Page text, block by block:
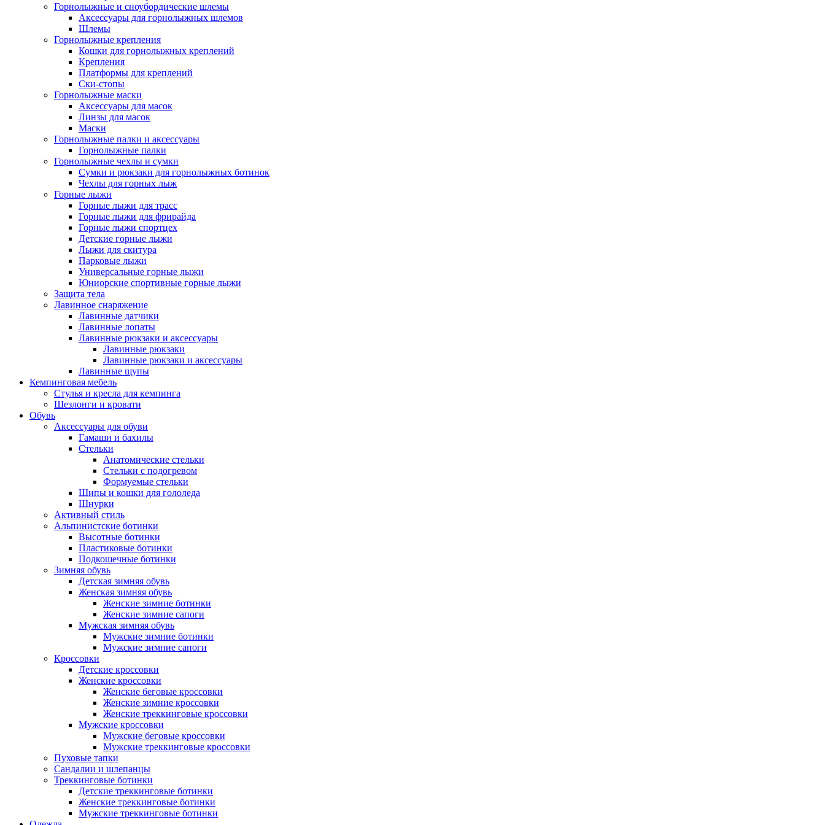
Горнолыжные и сноубордические шлемы
Аксессуары для горнолыжных шлемов
Шлемы
Горнолыжные крепления
Кошки для горнолыжных креплений
Крепления
Платформы для креплений
Ски-стопы
Горнолыжные маски
Аксессуары для масок
Линзы для масок
Маски
Горнолыжные палки и аксессуары
Горнолыжные палки
Горнолыжные чехлы и сумки
Сумки и рюкзаки для горнолыжных ботинок
Чехлы для горных лыж
Горные лыжи
Горные лыжи для трасс
Горные лыжи для фрирайда
Горные лыжи спортцех
Детские горные лыжи
Лыжи для скитура
Парковые лыжи
Универсальные горные лыжи
Юниорские спортивные горные лыжи
Защита тела
Лавинное снаряжение
Лавинные датчики
Лавинные лопаты
Лавинные рюкзаки и аксессуары
Лавинные рюкзаки
Лавинные рюкзаки и аксессуары
Лавинные щупы
Кемпинговая мебель
Стулья и кресла для кемпинга
Шезлонги и кровати
Обувь
Аксессуары для обуви
Гамаши и бахилы
Стельки
Анатомические стельки
Стельки с подогревом
Формуемые стельки
Шипы и кошки для гололеда
Шнурки
Активный стиль
Альпинистские ботинки
Высотные ботинки
Пластиковые ботинки
Подкошечные ботинки
Зимняя обувь
Детская зимняя обувь
Женская зимняя обувь
Женские зимние ботинки
Женские зимние сапоги
Мужская зимняя обувь
Мужские зимние ботинки
Мужские зимние сапоги
Кроссовки
Детские кроссовки
Женские кроссовки
Женские беговые кроссовки
Женские зимние кроссовки
Женские треккинговые кроссовки
Мужские кроссовки
Мужские беговые кроссовки
Мужские треккинговые кроссовки
Пуховые тапки
Сандалии и шлепанцы
Треккинговые ботинки
Детские треккинговые ботинки
Женские треккинговые ботинки
Мужские треккинговые ботинки